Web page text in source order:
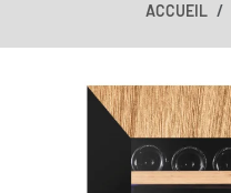
ACCUEIL
Image générée par IA